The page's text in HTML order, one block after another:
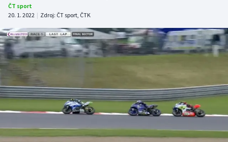
Atletika
Cyklistika
DALŠÍ SPORTY
Americký fotbal
Baseball a softbal
Basketbal
NEPŘEHLÉDNĚTE
Soutěže
Historické návraty
ČT sport
20. 1. 2022 | Zdroj: ČT sport, ČTK